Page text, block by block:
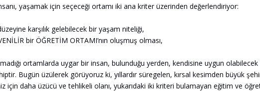
yaşamak için seçeceği ortamı iki ana kriter üzerinden değerlendiriyor:
karşılık gelebilecek bir yaşam niteliği,
bir ÖĞRETİM ORTAMI’nın oluşmuş olması,
ortamlarda uygar bir insan, bulunduğu yerden, kendisine uygun
Bugün üzülerek görüyoruz ki, yıllardır süregelen, kırsal kesimden büyük
için daha üzücü ve tehlikeli olanı, yukarıdaki iki kriteri bulamayan eğitim ve